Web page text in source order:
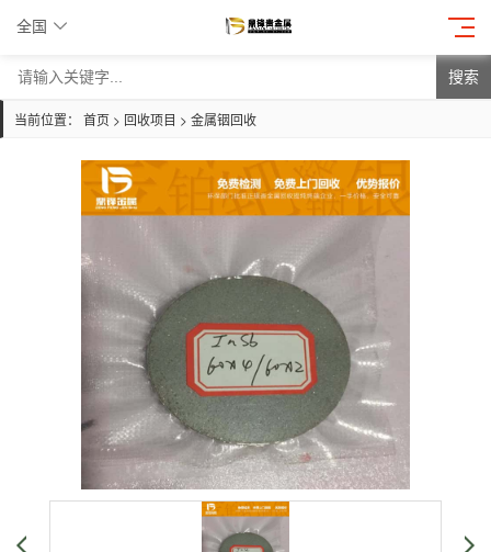
全国
搜索
当前位置： 首页 > 回收项目 > 金属铟回收